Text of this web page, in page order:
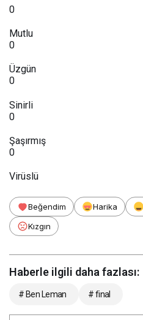
0
Mutlu
0
Üzgün
0
Sinirli
0
Şaşırmış
0
Virüslü
Beğendim Harika
Kızgın
Haberle ilgili daha fazlası:
# Ben Leman # final